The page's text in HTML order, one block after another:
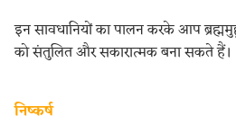
इन सावधानियों का पालन करके आप
को संतुलित और सकारात्मक बना सकते हैं।
निष्कर्ष